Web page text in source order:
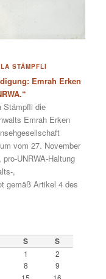
STÄMPFLI
Emrah Erken
Stämpfli die
Emrah Erken
vom 27. November
UNRWA-Haltung
,
gemäß Artikel 4 des
S S
1
2
8
9